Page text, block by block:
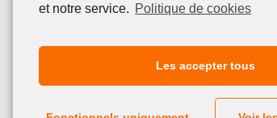
et notre service. Politique de cookies
Les accepter tous